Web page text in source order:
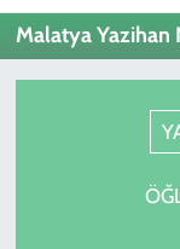
Malatya Yazihan
EKONOMİ
GÜNDEM
Tüm
Son Dakika